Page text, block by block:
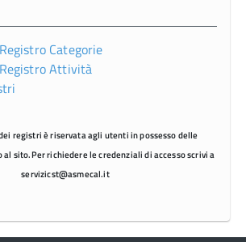
Categorie
Attività
registri è riservata agli utenti in possesso delle
al sito.Per richiedere le credenziali di accesso scrivi a
servizicst@asmecal.it